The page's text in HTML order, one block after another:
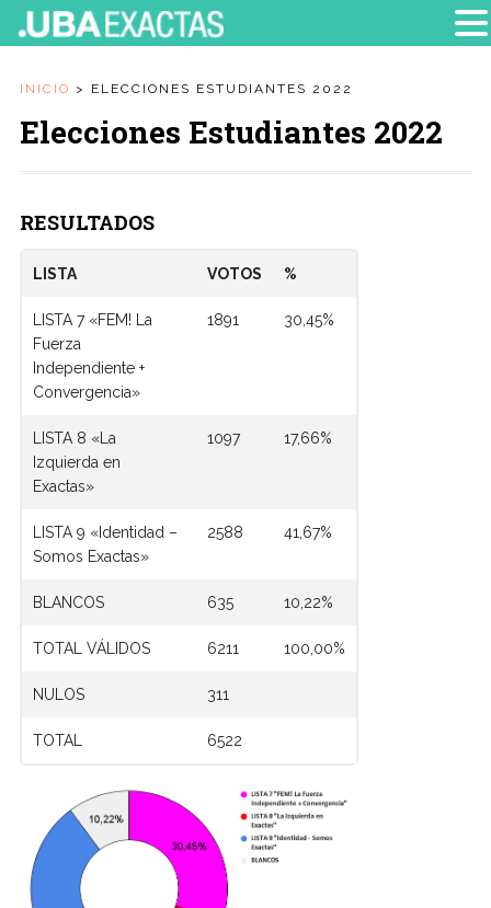
INICIO > ELECCIONES ESTUDIANTES 2022
Elecciones Estudiantes 2022
RESULTADOS
LISTA VOTOS %
LISTA 7 «FEM! La
Fuerza
Independiente +
Convergencia»
1891 30,45%
LISTA 8 «La
Izquierda en
Exactas»
1097 17,66%
LISTA 9 «Identidad –
Somos Exactas»
2588 41,67%
BLANCOS 635 10,22%
TOTAL VÁLIDOS 6211 100,00%
NULOS 311
TOTAL 6522